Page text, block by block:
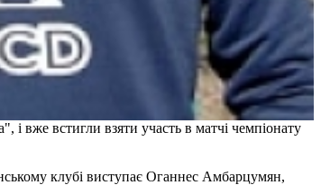
вже встигли взяти участь в матчі чемпіонату
клубі виступає Оганнес Амбарцумян,